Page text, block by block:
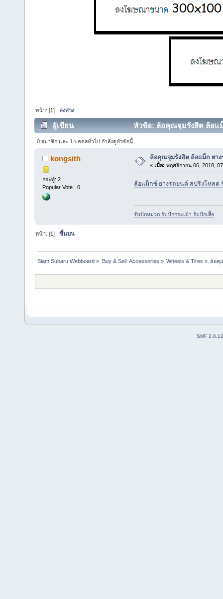
หน้า: [1] ลงล่าง
ผู้เขียน หัวข้อ: ล้อคุณจุมรังสิต ล้อแ
0 สมาชิก และ 1 บุคคลทั่วไป กำลังดูหัวข้อนี้
kongsith
กระทู้: 2
Popular Vote : 0
ล้อคุณจุมรังสิต ล้อแม็ก ยา
« เมื่อ: พฤศจิกายน 06, 2018,
ล้อแม็กซ์ ยางรถยนต์ สปริงโหลด
รับปักหมวก รับปักกระเป๋า รับปักเสื้อ
หน้า: [1]ขึ้นบน
Siam Subaru Webboard » Buy & Sell: Accessories » Wheels & Tires » ล้อคุ
SMF 2.0.12